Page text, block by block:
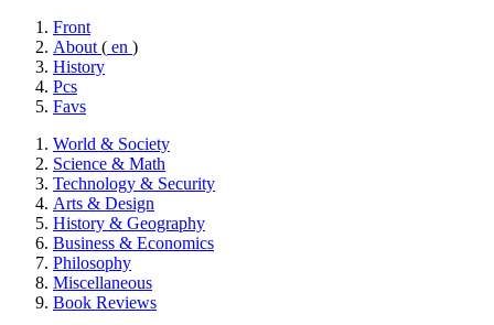
Front
About ( en )
History
Pcs
Favs
World & Society
Science & Math
Technology & Security
Arts & Design
History & Geography
Business & Economics
Philosophy
Miscellaneous
Book Reviews